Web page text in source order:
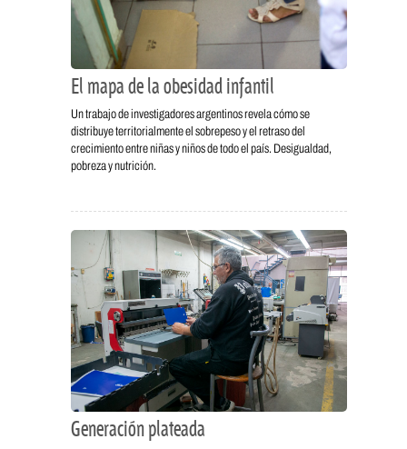
El mapa de la obesidad infantil
Un trabajo de investigadores argentinos revela cómo se
distribuye territorialmente el sobrepeso y el retraso del
crecimiento entre niñas y niños de todo el país. Desigualdad,
pobreza y nutrición.
Generación plateada